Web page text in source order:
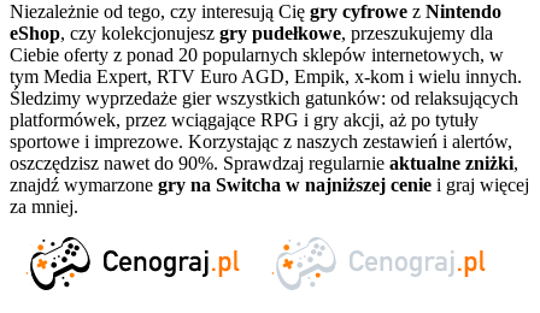
Niezależnie od tego, czy interesują Cię gry cyfrowe z Nintendo
eShop, czy kolekcjonujesz gry pudełkowe, przeszukujemy dla
Ciebie oferty z ponad 20 popularnych sklepów internetowych, w
tym Media Expert, RTV Euro AGD, Empik, x-kom i wielu innych.
Śledzimy wyprzedaże gier wszystkich gatunków: od relaksujących
platformówek, przez wciągające RPG i gry akcji, aż po tytuły
sportowe i imprezowe. Korzystając z naszych zestawień i alertów,
oszczędzisz nawet do 90%. Sprawdzaj regularnie aktualne zniżki,
znajdź wymarzone gry na Switcha w najniższej cenie i graj więcej
za mniej.